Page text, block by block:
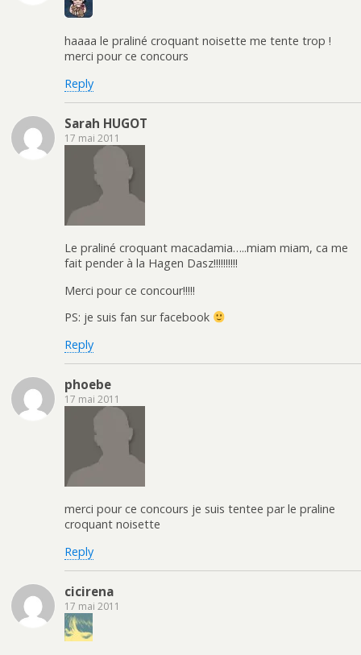
haaaa le praliné croquant noisette me tente trop !
merci pour ce concours
Reply
Sarah HUGOT
17 mai 2011
Le praliné croquant macadamia…..miam miam, ca me
fait pender à la Hagen Dasz!!!!!!!!!!
Merci pour ce concour!!!!!
PS: je suis fan sur facebook
Reply
phoebe
17 mai 2011
merci pour ce concours je suis tentee par le praline
croquant noisette
Reply
cicirena
17 mai 2011